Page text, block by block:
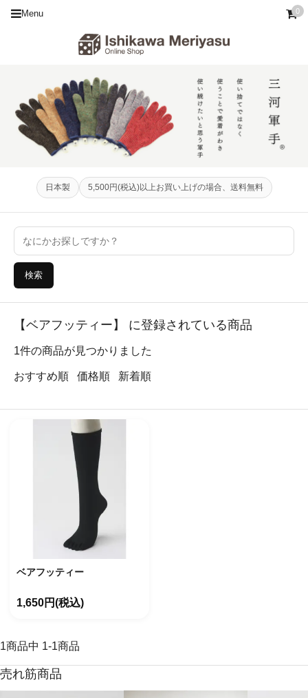
Menu 0
日本製 5,500円(税込)以上お買い上げの場合、送料無料
検索
【ベアフッティー】 に登録されている商品
1件の商品が見つかりました
おすすめ順 価格順 新着順
ベアフッティー
1,650円(税込)
1商品中 1-1商品
売れ筋商品